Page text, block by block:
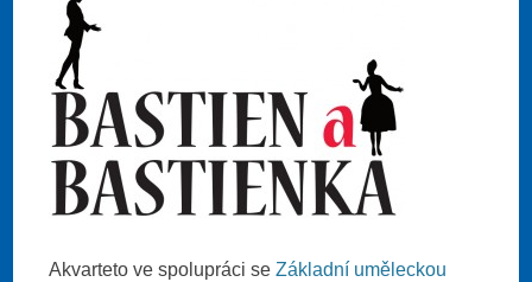
Akvarteto ve spolupráci seZákladní uměleckou